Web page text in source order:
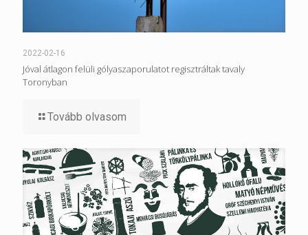
2022-02-16
Jóval átlagon felüli gólyaszaporulatot regisztráltak tavaly
Toronyban
Tovább olvasom